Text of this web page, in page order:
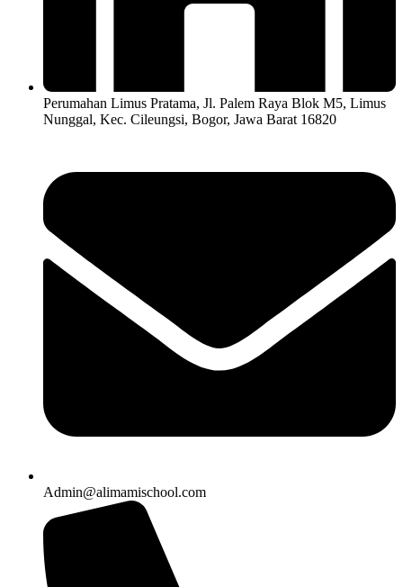
Perumahan Limus Pratama, Jl. Palem Raya Blok M5, Limus
Nunggal, Kec. Cileungsi, Bogor, Jawa Barat 16820
Admin@alimamischool.com